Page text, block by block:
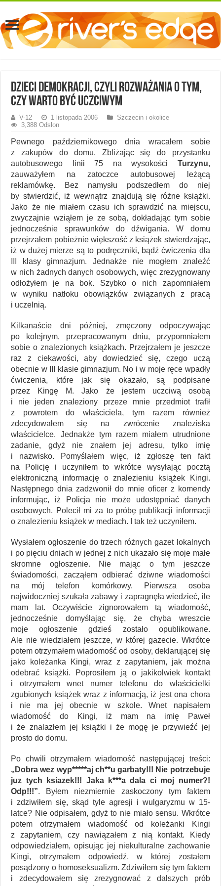
Dzieci demokracji, czyli rozważania o tym,
czy warto być uczciwym
V-12 1 listopada 2006
Szczecin i okolice
3,388 Odsłon
Pewnego październikowego dnia wracałem sobie
z zakupów do domu. Zbliżając się do przystanku
autobusowego linii 75 na wysokości Turzynu,
zauważyłem na zatoczce autobusowej leżącą
reklamówkę. Bez namysłu podszedłem do niej
by stwierdzić, iż wewnątrz znajdują się różne książki.
Jako że nie miałem czasu ich sprawdzić na miejscu,
zwyczajnie wziąłem je ze sobą, dokładając tym sobie
jednocześnie sprawunków do dźwigania. W domu
przejrzałem pobieżnie większość z książek stwierdzając,
iż w dużej mierze są to podręczniki, bądź ćwiczenia dla
III klasy gimnazjum. Jednakże nie mogłem znaleźć
w nich żadnych danych osobowych, więc zrezygnowany
odłożyłem je na bok. Szybko o nich zapomniałem
w wyniku natłoku obowiązków związanych z pracą
i uczelnią.
Kilkanaście dni później, zmęczony odpoczywając
po kolejnym, przepracowanym dniu, przypomniałem
sobie o znalezionych książkach. Przejrzałem je jeszcze
raz z ciekawości, aby dowiedzieć się, czego uczą
obecnie w III klasie gimnazjum. No i w moje ręce wpadły
ćwiczenia, które jak się okazało, są podpisane
przez Kingę M. Jako że jestem uczciwą osobą
i nie jeden znaleziony przeze mnie przedmiot trafił
z powrotem do właściciela, tym razem również
zdecydowałem się na zwrócenie znaleziska
właścicielce. Jednakże tym razem miałem utrudnione
zadanie, gdyż nie znałem jej adresu, tylko imię
i nazwisko. Pomyślałem więc, iż zgłoszę ten fakt
na Policję i uczyniłem to wkrótce wysyłając pocztą
elektroniczną informację o znalezieniu książek Kingi.
Następnego dnia zadzwonił do mnie oficer z komendy
informując, iż Policja nie może udostępniać danych
osobowych. Polecił mi za to próbę publikacji informacji
o znalezieniu książek w mediach. I tak też uczyniłem.
Wysłałem ogłoszenie do trzech różnych gazet lokalnych
i po pięciu dniach w jednej z nich ukazało się moje małe
skromne ogłoszenie. Nie mając o tym jeszcze
świadomości, zacząłem odbierać dziwne wiadomości
na mój telefon komórkowy. Pierwsza osoba
najwidoczniej szukała zabawy i zapragnęła wiedzieć, ile
mam lat. Oczywiście zignorowałem tą wiadomość,
jednocześnie domyślając się, że chyba wreszcie
moje ogłoszenie gdzieś zostało opublikowane.
Ale nie wiedziałem jeszcze, w której gazecie. Wkrótce
potem otrzymałem wiadomość od osoby, deklarującej się
jako koleżanka Kingi, wraz z zapytaniem, jak można
odebrać książki. Poprosiłem ją o jakikolwiek kontakt
i otrzymałem wnet numer telefonu do właścicielki
zgubionych książek wraz z informacją, iż jest ona chora
i nie ma jej obecnie w szkole. Wnet napisałem
wiadomość do Kingi, iż mam na imię Paweł
i że znalazłem jej książki i że mogę je przywieźć jej
prosto do domu.
Po chwili otrzymałem wiadomość następującej treści:
„Dobra wez wyp*****aj ch**u garbaty!!! Nie potrzebuje
juz tych ksiazek!!! Jaka k***a dala ci moj numer?!
Odp!!!”. Byłem niezmiernie zaskoczony tym faktem
i zdziwiłem się, skąd tyle agresji i wulgaryzmu w 15-
latce? Nie odpisałem, gdyż to nie miało sensu. Wkrótce
potem otrzymałem wiadomość od koleżanki Kingi
z zapytaniem, czy nawiązałem z nią kontakt. Kiedy
odpowiedziałem, opisując jej niekulturalne zachowanie
Kingi, otrzymałem odpowiedź, w której zostałem
posądzony o homoseksualizm. Zdziwiłem się tym faktem
i zdecydowałem się zrezygnować z dalszych prób